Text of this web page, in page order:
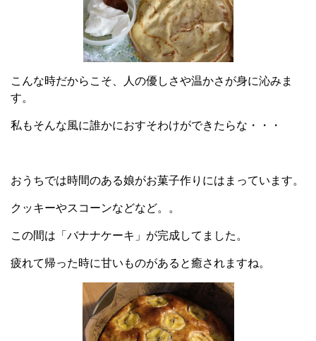
こんな時だからこそ、人の優しさや温かさが身に沁みま
す。
私もそんな風に誰かにおすそわけができたらな・・・
おうちでは時間のある娘がお菓子作りにはまっています。
クッキーやスコーンなどなど。。
この間は「バナナケーキ」が完成してました。
疲れて帰った時に甘いものがあると癒されますね。